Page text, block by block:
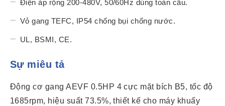
Điện áp rộng 200-480V, 50/60Hz dùng toàn cầu.
Vỏ gang TEFC, IP54 chống bụi chống nước.
UL, BSMI, CE.
Sự miêu tả
Động cơ gang AEVF 0.5HP 4 cực mặt bích B5, tốc độ
1685rpm, hiệu suất 73.5%, thiết kế cho máy khuấy